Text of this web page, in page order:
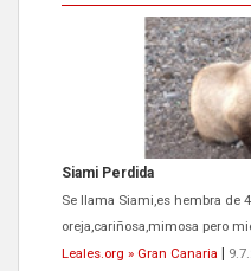
Se llama Siami,es hembra de
oreja,cariñosa,mimosa pero
Leales.org » Gran Canaria |
ADOPCIÓN URGENTE